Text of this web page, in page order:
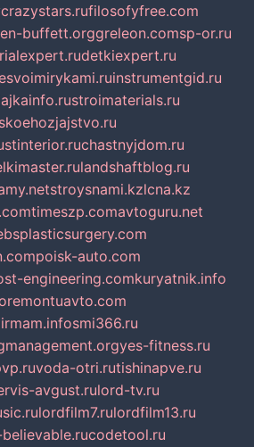
filosofyfree.com
buffett.orggreleon.comsp-or.ru
detkiexpert.ru
instrumentgid.ru
stroimaterials.ru
chastnyjdom.ru
landshaftblog.ru
stroysnami.kzlcna.kz
timeszp.comavtoguru.net
poisk-auto.com
engineering.comkuryatnik.info
smi366.ru
yes-fitness.ru
voda-otri.rutishinapve.ru
avgust.rulord-tv.ru
lordfilm7.rulordfilm13.ru
codetool.ru